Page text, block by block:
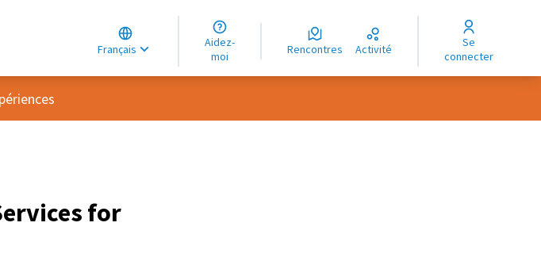
Français
Choose language
Choisir la langue
Elegir el idioma
Aidez-
moi
Rencontres Activité
Se
connecter
for